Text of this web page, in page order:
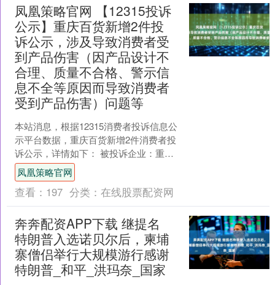
凤凰策略官网 【12315投诉
公示】重庆百货新增2件投
诉公示，涉及导致消费者受
到产品伤害（因产品设计不
合理、质量不合格、警示信
息不全等原因而导致消费者
受到产品伤害）问题等
本站消息，根据12315消费者投诉信息公
示平台数据，重庆百货新增2件消费者投
诉公示，详情如下： 被投诉企业：重庆
百货大楼股份有限公司武胜商场投诉基
本信息：202....
凤凰策略官网
查看： 197 分类： 在线股票配资网
奔奔配资APP下载 继提名
特朗普入选诺贝尔后，柬埔
寨僧侣举行大规模游行感谢
特朗普_和平_洪玛奈_国家